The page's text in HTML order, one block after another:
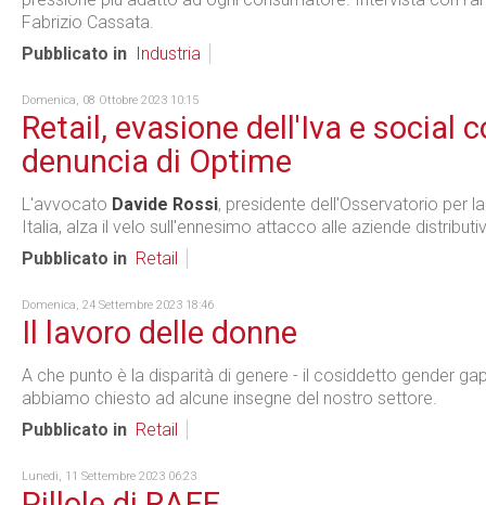
Fabrizio Cassata.
Pubblicato in
Industria
Domenica, 08 Ottobre 2023 10:15
Retail, evasione dell'Iva e social
denuncia di Optime
L'avvocato Davide Rossi, presidente dell'Osservatorio per
Italia, alza il velo sull'ennesimo attacco alle aziende
Pubblicato in Retail
Domenica, 24 Settembre 2023 18:46
Il lavoro delle donne
A che punto è la disparità di genere - il cosiddetto gender
abbiamo chiesto ad alcune insegne del nostro settore.
Pubblicato in Retail
Lunedì, 11 Settembre 2023 06:23